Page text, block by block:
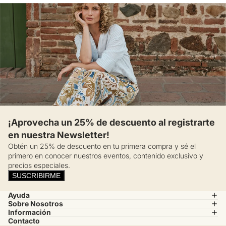
¡Aprovecha un 25% de descuento al registrarte
en nuestra Newsletter!
Obtén un 25% de descuento en tu primera compra y sé el
primero en conocer nuestros eventos, contenido exclusivo y
precios especiales.
SUSCRIBIRME
Ayuda
Sobre Nosotros
Información
Contacto